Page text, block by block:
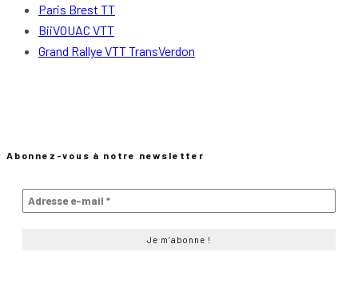
Paris Brest TT
BiiVOUAC VTT
Grand Rallye VTT TransVerdon
Abonnez-vous à notre newsletter